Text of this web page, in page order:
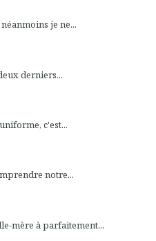
je ne...
derniers...
c'est...
notre...
mère à parfaitement...